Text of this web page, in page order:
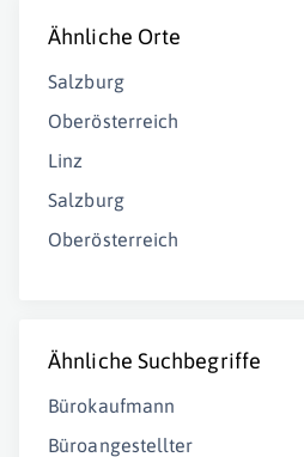
Ähnliche Orte
Salzburg
Oberösterreich
Linz
Salzburg
Oberösterreich
Ähnliche Suchbegriffe
Bürokaufmann
Büroangestellter